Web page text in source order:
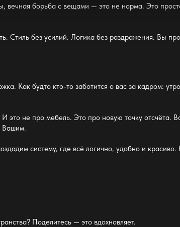
вечная борьба с вещами — это не норма. Это
Стиль без усилий. Логика без раздражения. Вы
Как будто кто-то заботится о вас за кадром:
И это не про мебель. Это про новую точку
Вашим.
систему, где всё логично, удобно и
? Поделитесь — это вдохновляет.